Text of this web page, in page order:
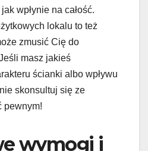
wpłynie na całość.
lokalu to też
zmusić Cię do
masz jakieś
ścianki albo wpływu
skonsultuj się ze
pewnym!
wymogi i